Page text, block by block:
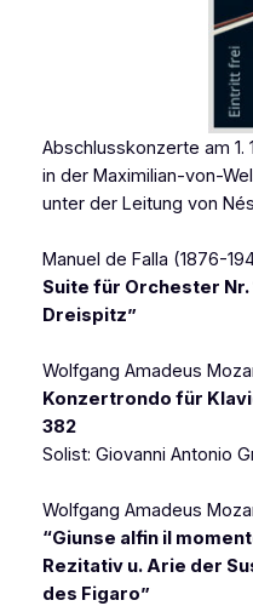
Abschlusskonzerte am 1.
in der Maximilian-von-
unter der Leitung von
Manuel de Falla (1876-
Suite für Orchester Nr.
Dreispitz”
Wolfgang Amadeus
Konzertrondo für
382
Solist: Giovanni Antonio
Wolfgang Amadeus
“Giunse alfin il mom
Rezitativ u. Arie der
des Figaro”